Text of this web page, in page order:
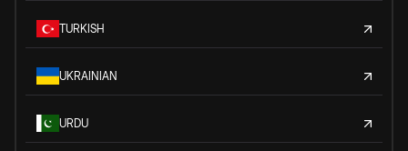
TURKISH
UKRAINIAN
URDU